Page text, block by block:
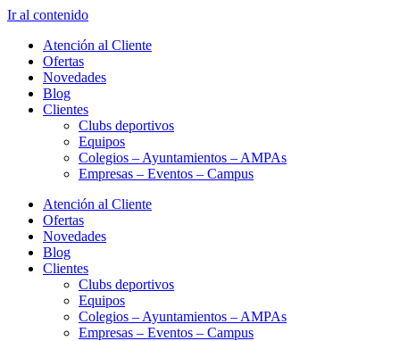
Ir al contenido
Atención al Cliente
Ofertas
Novedades
Blog
Clientes
Clubs deportivos
Equipos
Colegios – Ayuntamientos – AMPAs
Empresas – Eventos – Campus
Atención al Cliente
Ofertas
Novedades
Blog
Clientes
Clubs deportivos
Equipos
Colegios – Ayuntamientos – AMPAs
Empresas – Eventos – Campus